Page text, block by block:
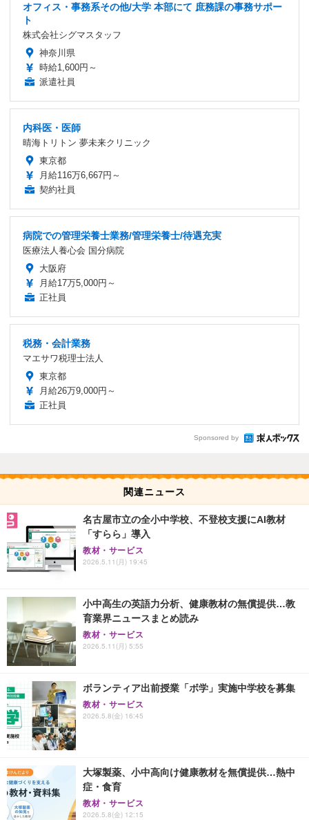
オフィス・事務系その他/大学 本部にて 庶務課の事務サポー
ト
株式会社シグマスタッフ
神奈川県
時給1,600円～
派遣社員
内科医・医師
晴海トリトン 夢未来クリニック
東京都
月給116万6,667円～
契約社員
病院での管理栄養士業務/管理栄養士/待遇充実
医療法人養心会 国分病院
大阪府
月給17万5,000円～
正社員
税務・会計業務
マエサワ税理士法人
東京都
月給26万9,000円～
正社員
Sponsored by
関連ニュース
名古屋市立の全小中学校、不登校支援にAI教材
「すらら」導入
教材・サービス
2026.5.11(月) 19:45
小中高生の英語力分析、健康教材の無償提供…教
育業界ニュースまとめ読み
教材・サービス
2026.5.11(月) 5:55
ボランティア出前授業「ボ学」実施中学校を募集
教材・サービス
2026.5.8(金) 16:45
大塚製薬、小中高向け健康教材を無償提供…熱中
症・食育
教材・サービス
2026.5.8(金) 12:15